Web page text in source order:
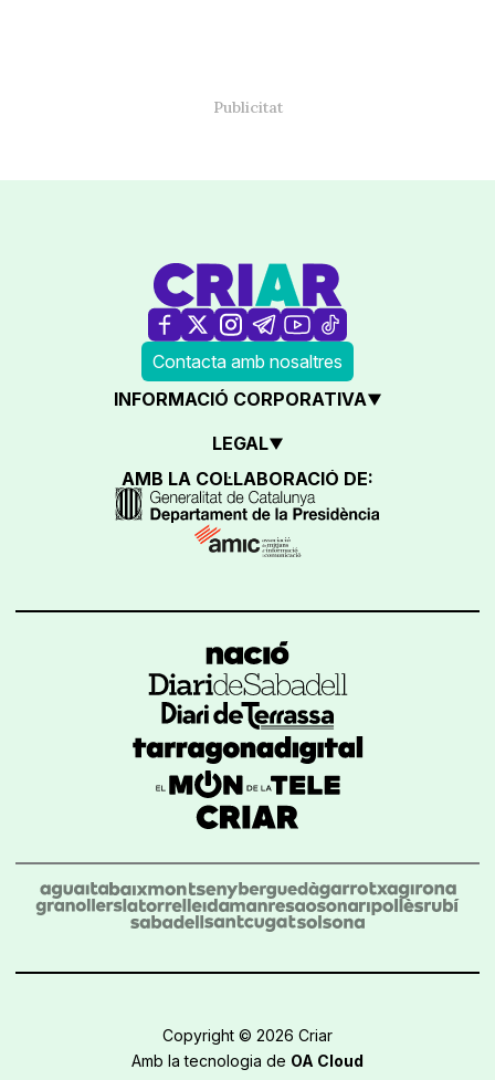
Contacta amb nosaltres
INFORMACIÓ CORPORATIVA
LEGAL
AMB LA COL·LABORACIÓ DE:
Copyright © 2026 Criar
Amb la tecnologia de OA Cloud